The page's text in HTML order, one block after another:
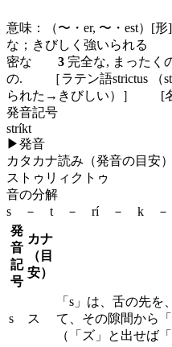
意味： （〜・er, 〜・est） [形]
な；きびしく強いられる
密な 3 完全な, まった
の. ［ラテン語strictus （
られた→きびしい）］ [
発音記号
stríkt
▶発音
カタカナ読み（発音の目安）
ストゥリィクトゥ
音の分解
s － t － rí － k
発
音
記
号
カナ
（目
安）
s ス
「s」は、舌の先
て、その隙間から
（「ズ」と出せば